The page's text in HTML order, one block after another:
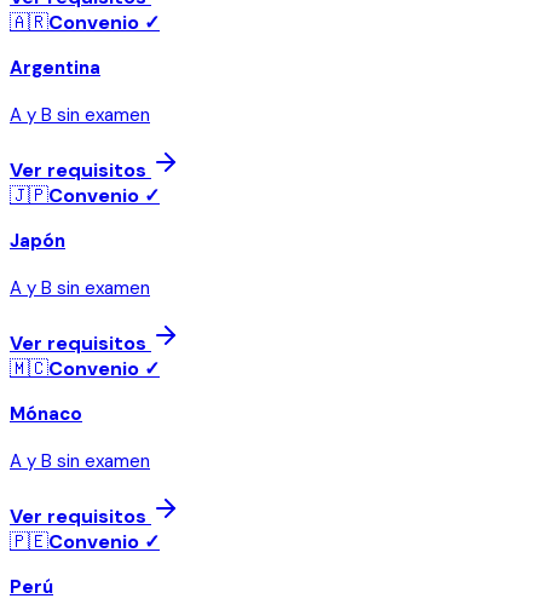
🇦🇷Convenio ✓
Argentina
A y B sin examen
Ver requisitos
🇯🇵Convenio ✓
Japón
A y B sin examen
Ver requisitos
🇲🇨Convenio ✓
Mónaco
A y B sin examen
Ver requisitos
🇵🇪Convenio ✓
Perú